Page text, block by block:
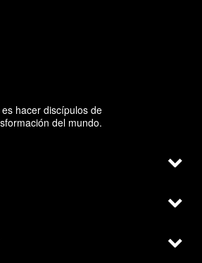
hacer discípulos de
del mundo.